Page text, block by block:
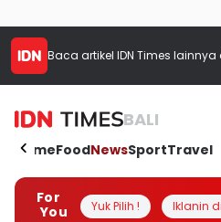
Baca artikel IDN Times lainnya
BALI
HomeFoodNewsSportTravel
For
You
Yuk Pilih ! Iklanin